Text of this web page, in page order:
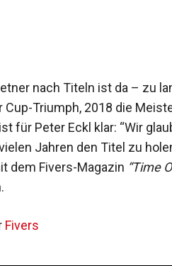
nach Titeln ist da – zu
Cup-Triumph, 2018 die
für Peter Eckl klar: “Wir
Jahren den Titel zu
dem Fivers-Magazin “Time
Fivers